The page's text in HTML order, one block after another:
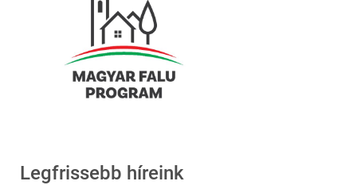
Legfrissebb híreink